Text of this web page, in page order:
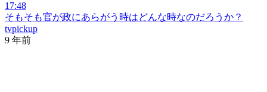
17:48
そもそも官が政にあらがう時はどんな時なのだろうか？
tvpickup
9 年前